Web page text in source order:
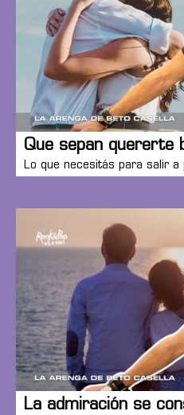
Que sepan quererte
Lo que necesitás para salir a
La admiración se